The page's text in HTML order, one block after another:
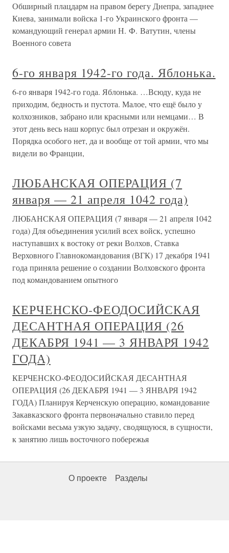
Обширный плацдарм на правом берегу Днепра, западнее
Киева, занимали войска 1-го Украинского фронта —
командующий генерал армии Н. Ф. Ватутин, члены
Военного совета
6-го января 1942-го года. Яблонька.
6-го января 1942-го года. Яблонька. …Всюду, куда не
приходим, бедность и пустота. Малое, что ещё было у
колхозников, забрано или красными или немцами… В
этот день весь наш корпус был отрезан и окружён.
Порядка особого нет, да и вообще от той армии, что мы
видели во Франции,
ЛЮБАНСКАЯ ОПЕРАЦИЯ (7
января — 21 апреля 1042 года)
ЛЮБАНСКАЯ ОПЕРАЦИЯ (7 января — 21 апреля 1042
года) Для объединения усилий всех войск, успешно
наступавших к востоку от реки Волхов, Ставка
Верховного Главнокомандования (ВГК) 17 декабря 1941
года приняла решение о создании Волховского фронта
под командованием опытного
КЕРЧЕНСКО-ФЕОДОСИЙСКАЯ
ДЕСАНТНАЯ ОПЕРАЦИЯ (26
ДЕКАБРЯ 1941 — 3 ЯНВАРЯ 1942
ГОДА)
КЕРЧЕНСКО-ФЕОДОСИЙСКАЯ ДЕСАНТНАЯ
ОПЕРАЦИЯ (26 ДЕКАБРЯ 1941 — 3 ЯНВАРЯ 1942
ГОДА) Планируя Керченскую операцию, командование
Закавказского фронта первоначально ставило перед
войсками весьма узкую задачу, сводящуюся, в сущности,
к занятию лишь восточного побережья
О проекте Разделы